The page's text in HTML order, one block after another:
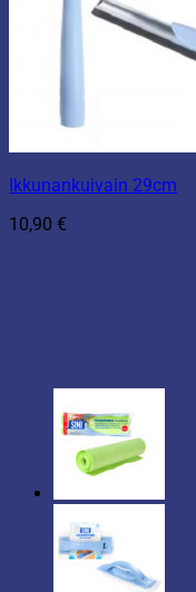
Ikkunankuivain 29cm
10,90 €